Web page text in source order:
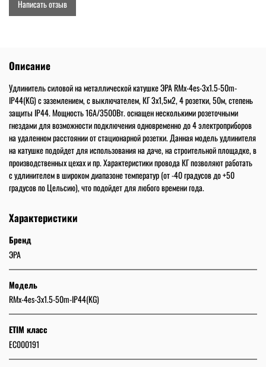
Написать отзыв
Описание
Удлинитель силовой на металлической катушке ЭРА RMx-4es-3x1.5-50m-
IP44(KG) с заземлением, с выключателем, КГ 3x1,5м2, 4 розетки, 50м, степень
защиты IP44. Мощность 16А/3500Вт. оснащен несколькими розеточными
гнездами для возможности подключения одновременно до 4 электроприборов
на удаленном расстоянии от стационарной розетки. Данная модель удлинителя
на катушке подойдет для использования на даче, на строительной площадке, в
производственных цехах и пр. Характеристики провода КГ позволяют работать
с удлинителем в широком диапазоне температур (от -40 градусов до +50
градусов по Цельсию), что подойдет для любого времени года.
Характеристики
Бренд
ЭРА
Модель
RMx-4es-3x1.5-50m-IP44(KG)
ETIM класс
EC000191